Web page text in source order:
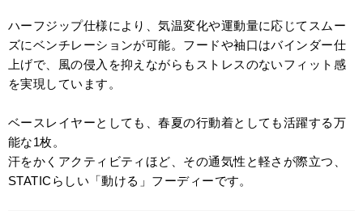
ハーフジップ仕様により、気温変化や運動量に応じてスムー
ズにベンチレーションが可能。フードや袖口はバインダー仕
上げで、風の侵入を抑えながらもストレスのないフィット感
を実現しています。
ベースレイヤーとしても、春夏の行動着としても活躍する万
能な1枚。
汗をかくアクティビティほど、その通気性と軽さが際立つ、
STATICらしい「動ける」フーディーです。